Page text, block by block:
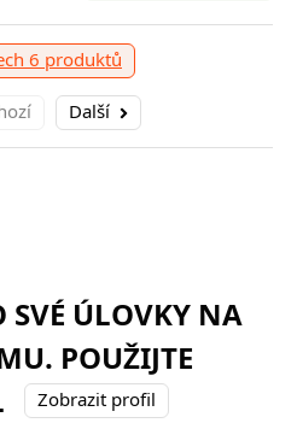
6 produktů
Další
SVÉ ÚLOVKY NA
POUŽIJTE
Zobrazit profil